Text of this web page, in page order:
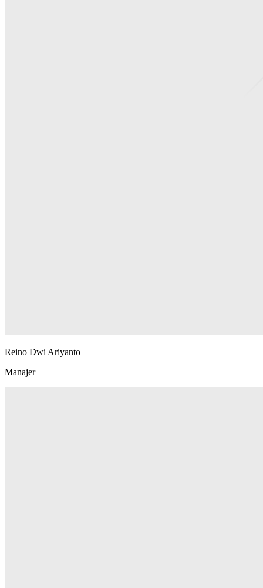
Reino Dwi Ariyanto
Manajer